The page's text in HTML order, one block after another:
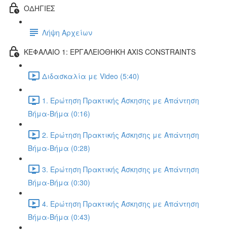
ΟΔΗΓΙΕΣ
Λήψη Αρχείων
ΚΕΦΑΛΑΙΟ 1: ΕΡΓΑΛΕΙΟΘΗΚΗ AXIS CONSTRAINTS
Διδασκαλία με Video (5:40)
1. Ερώτηση Πρακτικής Άσκησης με Απάντηση
Βήμα-Βήμα (0:16)
2. Ερώτηση Πρακτικής Άσκησης με Απάντηση
Βήμα-Βήμα (0:28)
3. Ερώτηση Πρακτικής Άσκησης με Απάντηση
Βήμα-Βήμα (0:30)
4. Ερώτηση Πρακτικής Άσκησης με Απάντηση
Βήμα-Βήμα (0:43)